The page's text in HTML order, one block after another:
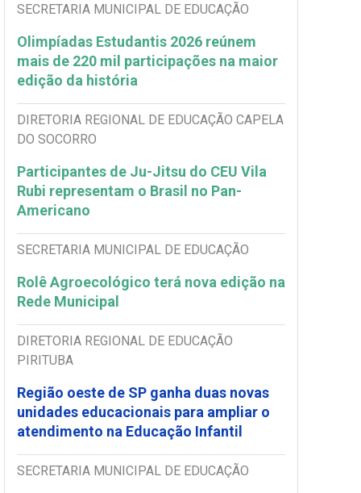
SECRETARIA MUNICIPAL DE EDUCAÇÃO
Olimpíadas Estudantis 2026 reúnem
mais de 220 mil participações na maior
edição da história
DIRETORIA REGIONAL DE EDUCAÇÃO CAPELA
DO SOCORRO
Participantes de Ju-Jitsu do CEU Vila
Rubi representam o Brasil no Pan-
Americano
SECRETARIA MUNICIPAL DE EDUCAÇÃO
Rolê Agroecológico terá nova edição na
Rede Municipal
DIRETORIA REGIONAL DE EDUCAÇÃO
PIRITUBA
Região oeste de SP ganha duas novas
unidades educacionais para ampliar o
atendimento na Educação Infantil
SECRETARIA MUNICIPAL DE EDUCAÇÃO